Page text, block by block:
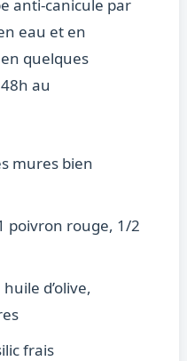
anti-canicule par
eau et en
quelques
au
mures bien
poivron rouge, 1/2
huile d’olive,
frais